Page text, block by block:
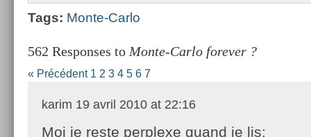
Tags: Monte-Carlo
562 Responses to Monte-Carlo forever ?
« Précédent 1 2 3 4 5 6 7
karim 19 avril 2010 at 22:16
Moi je reste perplexe quand je lis: